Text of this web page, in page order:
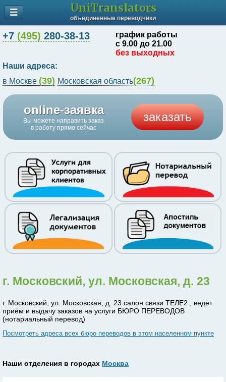
+7 (495) 280-38-13
график работы
с 9.00 до 21.00
без выходных
Наши адреса:
в Москве (39) Московская область(267)
online-заявка
Вы можете направить заказ
в работу прямо сейчас
заказать
г. Московский, ул. Московская, д. 23
г. Московский, ул. Московская, д. 23 салон связи ТЕЛЕ2 , ведет
приём и выдачу заказов на услуги БЮРО ПЕРЕВОДОВ
(нотариальный перевод)
Посмотреть адреса всех бюро переводов в этом населенном пункте
Наши отделения в городах Москва
UniTranslators
объединенные переводчики